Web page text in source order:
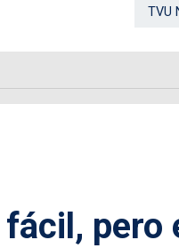
TVU
fácil,